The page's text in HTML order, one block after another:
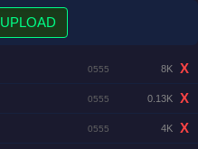
UPLOAD
0555 8K
X
0555 0.13K
X
0555 4K
X